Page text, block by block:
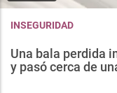
INSEGURIDAD
Una bala perdida
y pasó cerca de